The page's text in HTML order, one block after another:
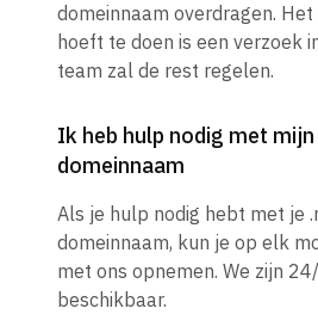
domeinnaam overdragen.
hoeft te doen is een verzoek
team zal de rest regelen.
Ik heb hulp nodig met
domeinnaam
Als je hulp nodig hebt met je
domeinnaam, kun je op elk
met ons opnemen. We zijn
beschikbaar.